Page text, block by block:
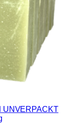
UNVERPACKT